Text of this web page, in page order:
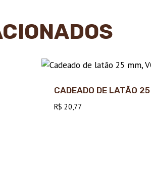
CADEADO DE LATÃO
R$ 20,77